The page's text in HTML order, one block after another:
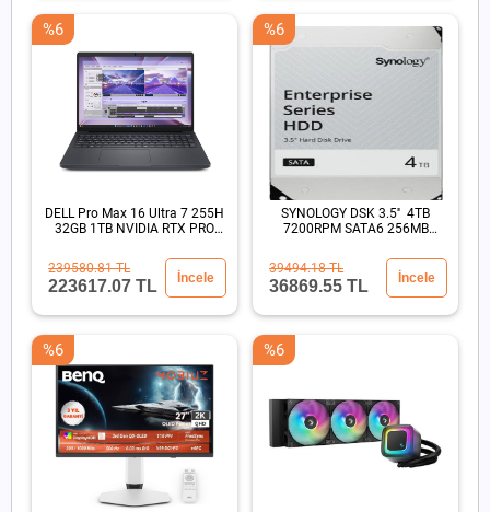
DELL Pro Max 16 Ultra 7 255H
32GB 1TB NVIDIA RTX PRO
%6
239580.81 TL
223617.07 TL İncele
SYNOLOGY DSK 3.5'' 4TB
7200RPM SATA6 256MB
%6
39494.18 TL
36869.55 TL İncele
%6 %6